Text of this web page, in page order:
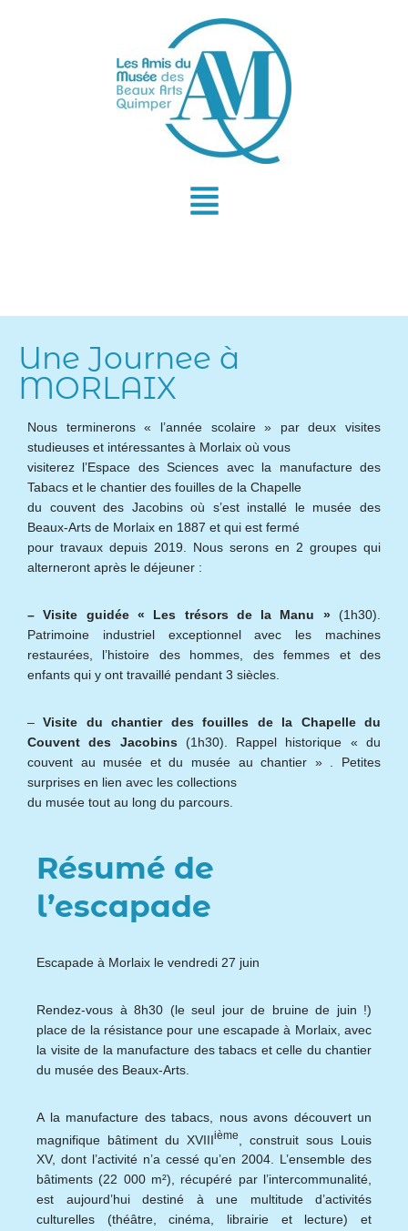
Une Journee à
MORLAIX
Nous terminerons « l’année scolaire » par deux visites
studieuses et intéressantes à Morlaix où vous
visiterez l’Espace des Sciences avec la manufacture des
Tabacs et le chantier des fouilles de la Chapelle
du couvent des Jacobins où s’est installé le musée des
Beaux-Arts de Morlaix en 1887 et qui est fermé
pour travaux depuis 2019. Nous serons en 2 groupes qui
alterneront après le déjeuner :
– Visite guidée « Les trésors de la Manu »(1h30).
Patrimoine industriel exceptionnel avec les machines
restaurées, l’histoire des hommes, des femmes et des
enfants qui y ont travaillé pendant 3 siècles.
– Visite du chantier des fouilles de la Chapelle du
Couvent des Jacobins(1h30). Rappel historique « du
couvent au musée et du musée au chantier » . Petites
surprises en lien avec les collections
du musée tout au long du parcours.
Résumé de
l’escapade
Escapade à Morlaix le vendredi 27 juin
Rendez-vous à 8h30 (le seul jour de bruine de juin !)
place de la résistance pour une escapade à Morlaix, avec
la visite de la manufacture des tabacs et celle du chantier
du musée des Beaux-Arts.
A la manufacture des tabacs, nous avons découvert un
magnifique bâtiment du XVIIIième
, construit sous Louis
XV, dont l’activité n’a cessé qu’en 2004. L’ensemble des
bâtiments (22 000 m²), récupéré par l’intercommunalité,
est aujourd’hui destiné à une multitude d’activités
culturelles (théâtre, cinéma, librairie et lecture) et